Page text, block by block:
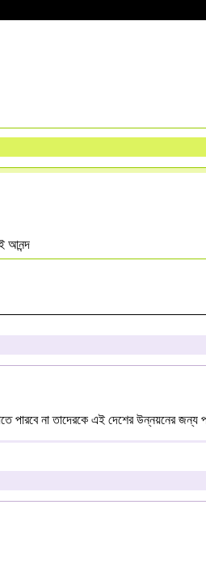
আনন্দ
পারবে না তাদেরকে এই দেশের উন্নয়নের